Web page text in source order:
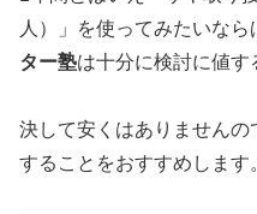
人）」を使ってみたいなら
ター塾は十分に検討に値す
決して安くはありません
することをおすすめします